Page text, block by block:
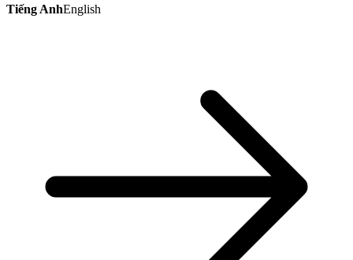
Tiếng AnhEnglish